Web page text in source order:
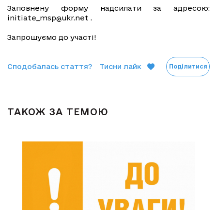
Заповнену форму надсилати за адресою:
initiate_msp@ukr.net .
Запрошуємо до участі!
Сподобалась стаття? Тисни лайк Поділитися
ТАКОЖ ЗА ТЕМОЮ